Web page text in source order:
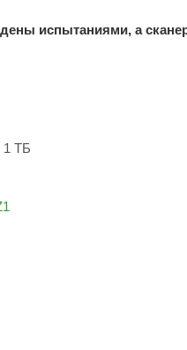
испытаниями, а
1 ТБ